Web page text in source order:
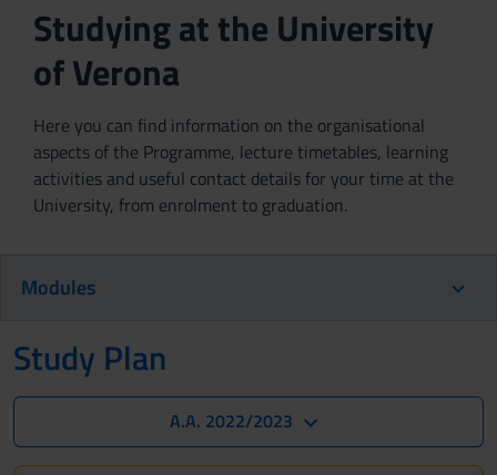
Studying at the University
of Verona
Here you can find information on the organisational
aspects of the Programme, lecture timetables, learning
activities and useful contact details for your time at the
University, from enrolment to graduation.
Modules
Study Plan
A.A. 2022/2023